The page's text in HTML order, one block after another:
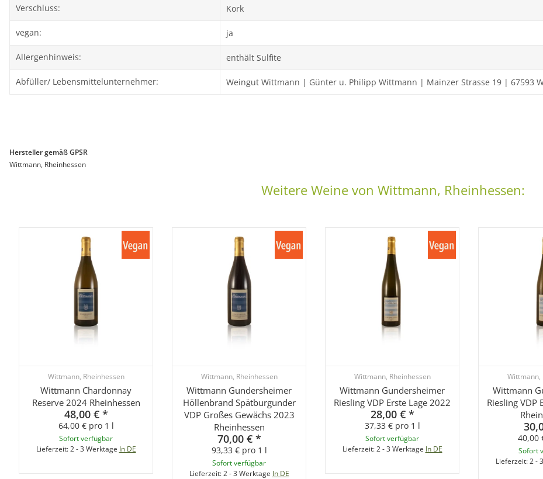
Verschluss: Kork
vegan: ja
Allergenhinweis: enthält Sulfite
Abfüller/ Lebensmittelunternehmer: Weingut Wittmann | Günter u. Philipp Wittmann | Mainzer Strasse 19 | 67593
Hersteller gemäß GPSR
Wittmann, Rheinhessen
Weitere Weine von Wittmann, Rheinhessen:
Wittmann, Rheinhessen
Wittmann Chardonnay
Reserve 2024 Rheinhessen
48,00 € *
64,00 € pro 1 l
Sofort verfügbar
Lieferzeit:2 - 3 Werktage In DE
Wittmann, Rheinhessen
Wittmann Gundersheimer
Höllenbrand Spätburgunder
VDP Großes Gewächs 2023
Rheinhessen
70,00 € *
93,33 € pro 1 l
Sofort verfügbar
Lieferzeit:2 - 3 Werktage In DE
Wittmann, Rheinhessen
Wittmann Gundersheimer
Riesling VDP Erste Lage 2022
28,00 € *
37,33 € pro 1 l
Sofort verfügbar
Lieferzeit:2 - 3 Werktage In DE
Wittmann,
Wittmann
Riesling VDP
40,00
Sofort
Lieferzeit:2 -